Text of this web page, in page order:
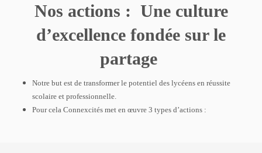
Nos actions : Une culture
d’excellence fondée sur le
partage
Notre but est de transformer le potentiel des lycéens en réussite
scolaire et professionnelle.
Pour cela Connexcités met en œuvre 3 types d’actions :